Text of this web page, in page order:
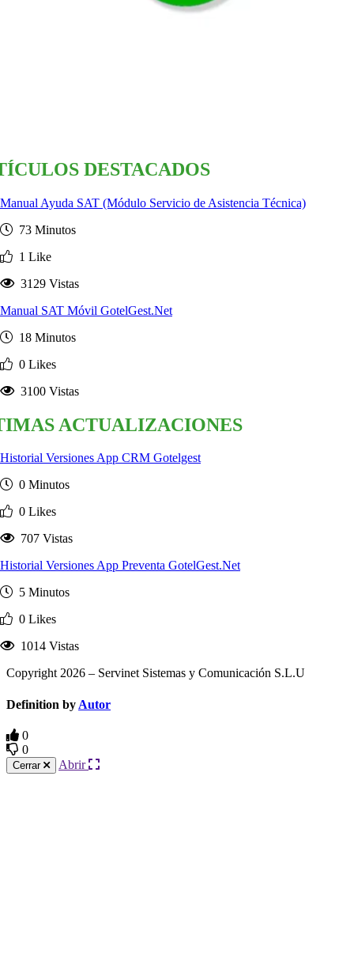
DESTACADOS
Manual Ayuda SAT (Módulo Servicio de Asistencia Técnica)
73 Minutos
1 Like
3129 Vistas
Manual SAT Móvil GotelGest.Net
18 Minutos
0 Likes
3100 Vistas
ACTUALIZACIONES
Historial Versiones App CRM Gotelgest
0 Minutos
0 Likes
707 Vistas
Historial Versiones App Preventa GotelGest.Net
5 Minutos
0 Likes
1014 Vistas
Copyright 2026 – Servinet Sistemas y Comunicación S.L.U
Definition by Autor
0
0
Cerrar Abrir